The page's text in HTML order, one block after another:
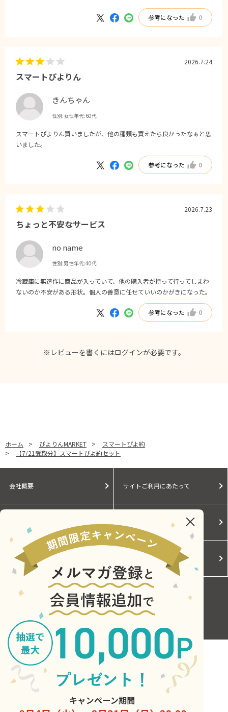
参考になった 0
スマートぴよりん
きんちゃん
性別:女性年代:60代
2026.7.24
スマートぴよりん買いましたが、他の種類も買えたら良かったなぁと思
いました。
参考になった 0
ちょっと不安なサービス
no name
性別:男性年代:40代
2026.7.23
冷蔵庫に無造作に商品が入っていて、他の購入者が持って行ってしまわ
ないのか不安がある形状。個人の善意に任せていいのかがきになった。
参考になった 0
※レビューを書くにはログインが必要です。
ホーム > ぴよりんMARKET >
スマートぴよ約
>
【7/21受取分】スマートぴよ約セット
会社概要 サイトご利用にあたって
Cookieポリシー ご利用規約
お問い合わせ
Copyright © Central Japan Railway Company. All Rights Reserved.